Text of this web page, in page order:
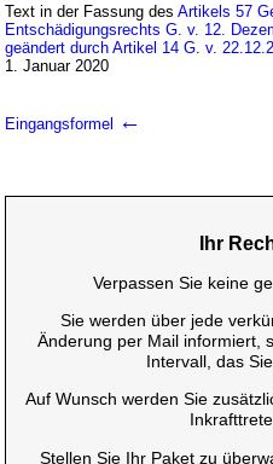
Text in der Fassung desArtikels 57
Entschädigungsrechts G. v. 12.
geändert durch Artikel 14 G. v.
1. Januar 2020
Eingangsformel ←
Ihr
Verpassen Sie keine
Sie werden über jede
Änderung per Mail informiert,
Intervall, das
Auf Wunsch werden Sie
Stellen Sie Ihr Paket zu